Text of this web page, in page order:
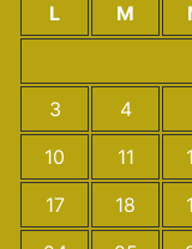
L M
3
4
10
11
17
18